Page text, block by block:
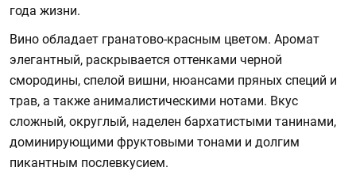
года жизни.
Вино обладает гранатово-красным цветом. Аромат
элегантный, раскрывается оттенками черной
смородины, спелой вишни, нюансами пряных специй и
трав, а также анималистическими нотами. Вкус
сложный, округлый, наделен бархатистыми танинами,
доминирующими фруктовыми тонами и долгим
пикантным послевкусием.